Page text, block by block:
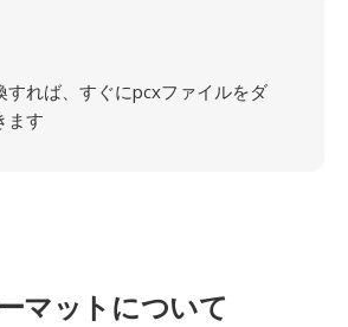
すれば、すぐにpcxファイルをダ
ます
マットについて